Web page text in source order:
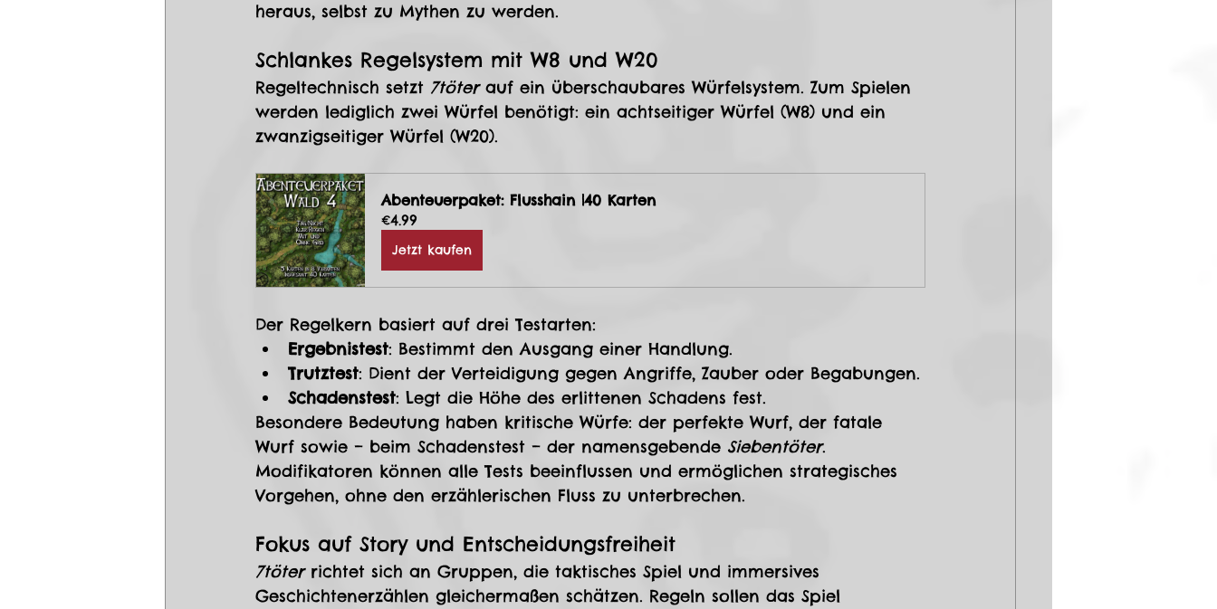
heraus, selbst zu Mythen zu werden.
Schlankes Regelsystem mit W8 und W20
Regeltechnisch setzt 7töter auf ein überschaubares Würfelsystem. Zum Spielen
werden lediglich zwei Würfel benötigt: ein achtseitiger Würfel (W8) und ein
zwanzigseitiger Würfel (W20).
Abenteuerpaket: Flusshain |40 Karten
€4.99
Jetzt kaufen
Der Regelkern basiert auf drei Testarten:
Ergebnistest: Bestimmt den Ausgang einer Handlung.
Trutztest: Dient der Verteidigung gegen Angriffe, Zauber oder Begabungen.
Schadenstest: Legt die Höhe des erlittenen Schadens fest.
Besondere Bedeutung haben kritische Würfe: der perfekte Wurf, der fatale
Wurf sowie – beim Schadenstest – der namensgebende Siebentöter.
Modifikatoren können alle Tests beeinflussen und ermöglichen strategisches
Vorgehen, ohne den erzählerischen Fluss zu unterbrechen.
Fokus auf Story und Entscheidungsfreiheit
7töter richtet sich an Gruppen, die taktisches Spiel und immersives
Geschichtenerzählen gleichermaßen schätzen. Regeln sollen das Spiel